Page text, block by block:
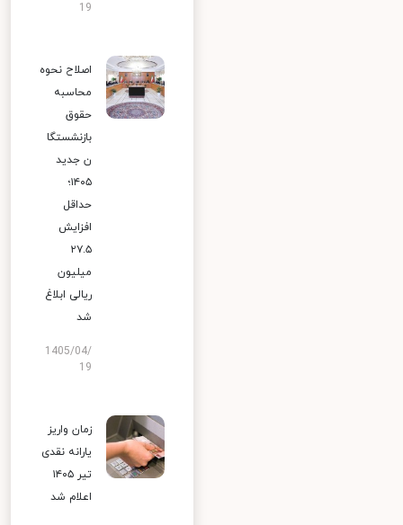
19
اصلاح نحوه
محاسبه
حقوق
بازنشستگا
ن جدید
۱۴۰۵؛
حداقل
افزایش
۲۷.۵
میلیون
ریالی ابلاغ
شد
1405/04/
19
زمان واریز
یارانه نقدی
تیر ۱۴۰۵
اعلام شد